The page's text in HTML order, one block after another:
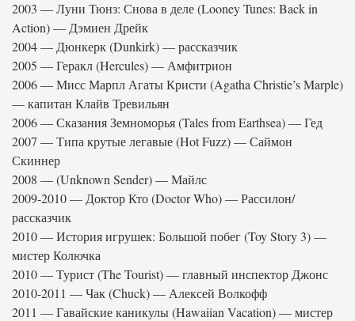
2003 — Луни Тюнз: Снова в деле (Looney Tunes: Back in
Action) — Дэмиен Дрейк
2004 — Дюнкерк (Dunkirk) — рассказчик
2005 — Геракл (Hercules) — Амфитрион
2006 — Мисс Марпл Агаты Кристи (Agatha Christie’s Marple)
— капитан Клайв Тревильян
2006 — Сказания Земноморья (Tales from Earthsea) — Гед
2007 — Типа крутые легавые (Hot Fuzz) — Саймон
Скиннер
2008 — (Unknown Sender) — Майлс
2009-2010 — Доктор Кто (Doctor Who) — Рассилон/
рассказчик
2010 — История игрушек: Большой побег (Toy Story 3) —
мистер Колючка
2010 — Турист (The Tourist) — главный инспектор Джонс
2010-2011 — Чак (Chuck) — Алексей Волкофф
2011 — Гавайские каникулы (Hawaiian Vacation) — мистер